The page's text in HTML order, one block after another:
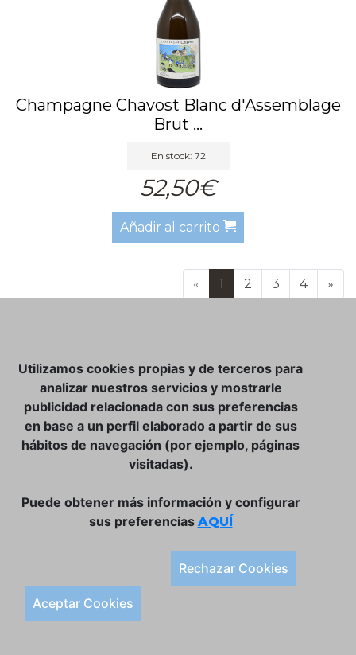
Champagne Chavost Blanc d'Assemblage
Brut ...
En stock: 72
52,50€
Añadir al carrito
« 1 2 3 4 »
CLUB VINATER
CONTACTO
TIENDA ONLINE:
Plaça de la Llibertat, 22, 07760 Ciutadella
Tlf. 971 93 78 75
Utilizamos cookies propias y de terceros para
analizar nuestros servicios y mostrarle
publicidad relacionada con sus preferencias
en base a un perfil elaborado a partir de sus
hábitos de navegación (por ejemplo, páginas
visitadas).
Puede obtener más información y configurar
sus preferencias AQUÍ
Rechazar Cookies
Aceptar Cookies